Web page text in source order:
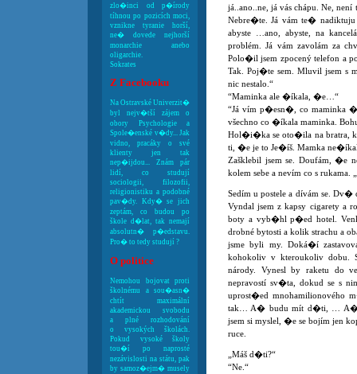
já..ano..ne, já vás chápu. Ne,
Nebre�te. Já vám te�
abyste …ano, abyste, na
problém. Já vám zavolám za
Polo�il jsem zpocený telefon a
Tak. Poj�te sem. Mluvil jsem s
nic nestalo.“
“Maminka ale �íkala, �e…“
“Já vím p�esn�, co maminka
všechno co �íkala maminka.
Hol�i�ka se oto�ila na bratra,
ti, �e je to Je�íš. Mamka
Zašklebil jsem se. Doufám, �e
kolem sebe a nevím co s rukama.
Sedím u postele a dívám se.
Vyndal jsem z kapsy cigarety a
boty a vyb�hl p�ed hotel.
drobné bytosti a kolik strachu a
jsme byli my. Doká�í
kohokoliv v kteroukoliv dobu.
národy. Vynesl by raketu do
nepravostí sv�ta, dokud se s
uprost�ed
tak… A� budu mít d�ti, …
jsem si myslel, �e se bojím jen
ruce.
„Máš d�ti?“
“Ne.“
zlo�inci od p�írody
tíhnou po pozicích moci,
vznikne tyranie horší,
ne� dovede nejhorší
monarchie anebo
oligarchie.
Sokrates
Z Facebooku
Na Ostravské Univerzit�
byl nejv�tší zájem o
obory Psychologie a
Spole�enské v�dy... Jak
vidno, pracáky o své
klienty jen tak
nep�ijdou... Znám pár
lidí, co studují
sociologii, filozofii,
religionistiku a podobné
pav�dy. Kdy� se jich
zeptám, co budou po
škole d�lat, tak nemají
absolutn� p�edstavu.
Pro� to tedy studují ?
O politice
Nemohou bojovat proti
školnému a sou�asn�
chtít maximální
akademickou svobodu
a plné rozhodování
o vysokých školách.
Pokud vysoké školy
tou�í po naprosté
nezávislosti na státu, pak
by samoz�ejm� musely